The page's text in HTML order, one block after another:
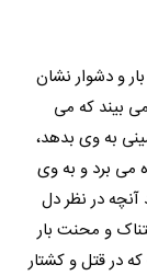
و دشوار نشان
بیند که می
به وی بدهد،
می برد و به وی
در نظر دل
و محنت بار
در قتل و کشتار